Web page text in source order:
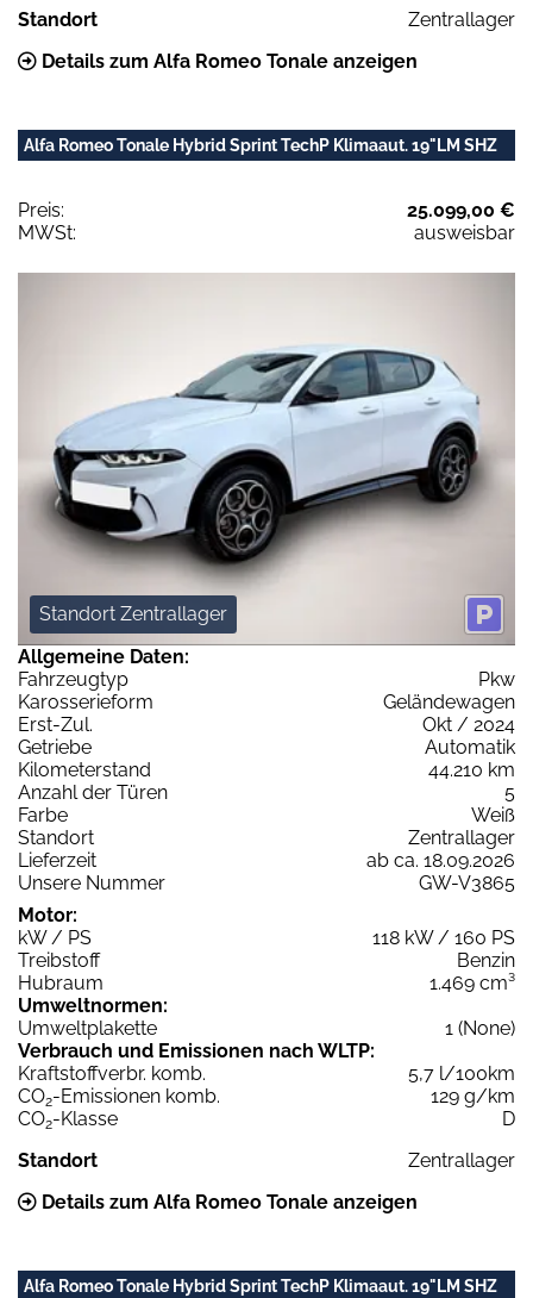
Standort
Zentrallager
Details zum Alfa Romeo Tonale anzeigen
Alfa Romeo Tonale Hybrid Sprint TechP Klimaaut. 19"LM SHZ
Preis:
25.099,00 €
MWSt:
ausweisbar
Standort Zentrallager
Allgemeine Daten:
Fahrzeugtyp
Pkw
Karosserieform
Geländewagen
Erst-Zul.
Okt / 2024
Getriebe
Automatik
Kilometerstand
44.210 km
Anzahl der Türen
5
Farbe
Weiß
Standort
Zentrallager
Lieferzeit
ab ca. 18.09.2026
Unsere Nummer
GW-V3865
Motor:
kW / PS
118 kW / 160 PS
Treibstoff
Benzin
Hubraum
1.469 cm³
Umweltnormen:
Umweltplakette
1 (None)
Verbrauch und Emissionen nach WLTP:
Kraftstoffverbr. komb.
5,7 l/100km
CO2-Emissionen komb.
129 g/km
CO2-Klasse
D
Standort
Zentrallager
Details zum Alfa Romeo Tonale anzeigen
Alfa Romeo Tonale Hybrid Sprint TechP Klimaaut. 19"LM SHZ